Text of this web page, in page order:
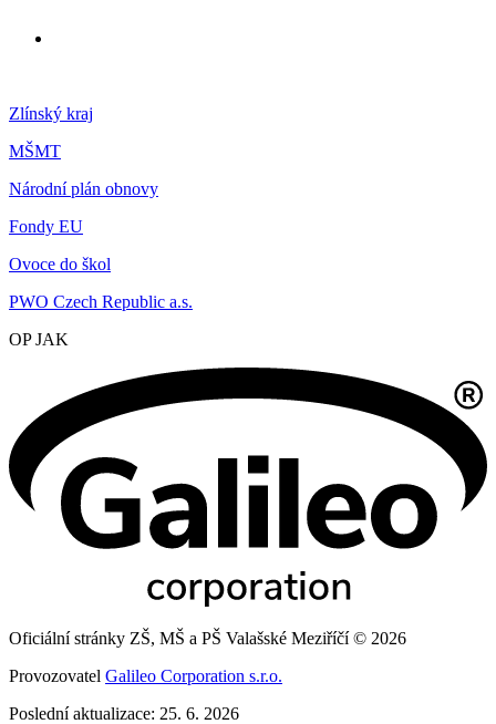
Zlínský kraj
MŠMT
Národní plán obnovy
Fondy EU
Ovoce do škol
PWO Czech Republic a.s.
OP JAK
Oficiální stránky ZŠ, MŠ a PŠ Valašské Meziříčí © 2026
Provozovatel Galileo Corporation s.r.o.
Poslední aktualizace: 25. 6. 2026